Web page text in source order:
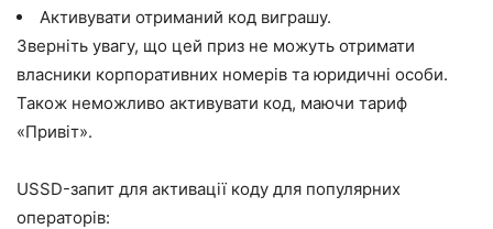
Активувати отриманий код виграшу.
Зверніть увагу, що цей приз не можуть отримати
власники корпоративних номерів та юридичні особи.
Також неможливо активувати код, маючи тариф
«Привіт».
USSD-запит для активації коду для популярних
операторів: